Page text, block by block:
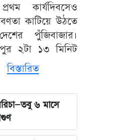
কার্যদিবসেও
কাটিয়ে উঠতে
পুঁজিবাজার।
২টা ১৩ মিনিট
বিস্তারিত
৬ মাসে